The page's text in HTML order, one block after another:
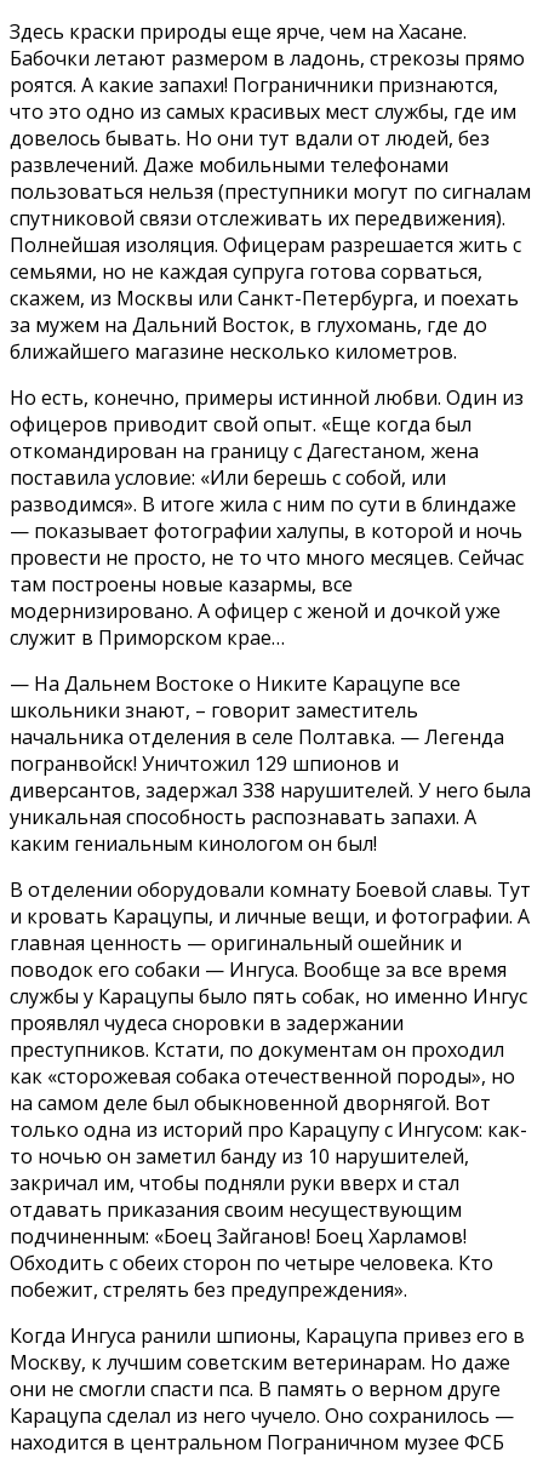
Здесь краски природы еще ярче, чем на Хасане.
Бабочки летают размером в ладонь, стрекозы прямо
роятся. А какие запахи! Пограничники признаются,
что это одно из самых красивых мест службы, где им
довелось бывать. Но они тут вдали от людей, без
развлечений. Даже мобильными телефонами
пользоваться нельзя (преступники могут по сигналам
спутниковой связи отслеживать их передвижения).
Полнейшая изоляция. Офицерам разрешается жить с
семьями, но не каждая супруга готова сорваться,
скажем, из Москвы или Санкт-Петербурга, и поехать
за мужем на Дальний Восток, в глухомань, где до
ближайшего магазине несколько километров.
Но есть, конечно, примеры истинной любви. Один из
офицеров приводит свой опыт. «Еще когда был
откомандирован на границу с Дагестаном, жена
поставила условие: «Или берешь с собой, или
разводимся». В итоге жила с ним по сути в блиндаже
— показывает фотографии халупы, в которой и ночь
провести не просто, не то что много месяцев. Сейчас
там построены новые казармы, все
модернизировано. А офицер с женой и дочкой уже
служит в Приморском крае…
— На Дальнем Востоке о Никите Карацупе все
школьники знают, – говорит заместитель
начальника отделения в селе Полтавка. — Легенда
погранвойск! Уничтожил 129 шпионов и
диверсантов, задержал 338 нарушителей. У него была
уникальная способность распознавать запахи. А
каким гениальным кинологом он был!
В отделении оборудовали комнату Боевой славы. Тут
и кровать Карацупы, и личные вещи, и фотографии. А
главная ценность — оригинальный ошейник и
поводок его собаки — Ингуса. Вообще за все время
службы у Карацупы было пять собак, но именно Ингус
проявлял чудеса сноровки в задержании
преступников. Кстати, по документам он проходил
как «сторожевая собака отечественной породы», но
на самом деле был обыкновенной дворнягой. Вот
только одна из историй про Карацупу с Ингусом: как-
то ночью он заметил банду из 10 нарушителей,
закричал им, чтобы подняли руки вверх и стал
отдавать приказания своим несуществующим
подчиненным: «Боец Зайганов! Боец Харламов!
Обходить с обеих сторон по четыре человека. Кто
побежит, стрелять без предупреждения».
Когда Ингуса ранили шпионы, Карацупа привез его в
Москву, к лучшим советским ветеринарам. Но даже
они не смогли спасти пса. В память о верном друге
Карацупа сделал из него чучело. Оно сохранилось —
находится в центральном Пограничном музее ФСБ